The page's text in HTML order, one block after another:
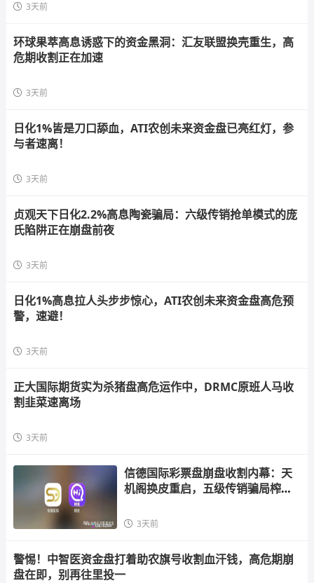
3天前
环球果萃高息诱惑下的资金黑洞：汇友联盟换壳重生，高
危期收割正在加速
3天前
日化1%皆是刀口舔血，ATI农创未来资金盘已亮红灯，参
与者速离！
3天前
贞观天下日化2.2%高息陶瓷骗局：六级传销抢单模式的庞
氏陷阱正在崩盘前夜
3天前
日化1%高息拉人头步步惊心，ATI农创未来资金盘高危预
警，速避！
3天前
正大国际期货实为杀猪盘高危运作中，DRMC原班人马收
割韭菜速离场
3天前
信德国际彩票盘崩盘收割内幕：天
机阁换皮重启，五级传销骗局榨干
3天前
警惕！中智医资金盘打着助农旗号收割血汗钱，高危期崩
盘在即，别再往里投一